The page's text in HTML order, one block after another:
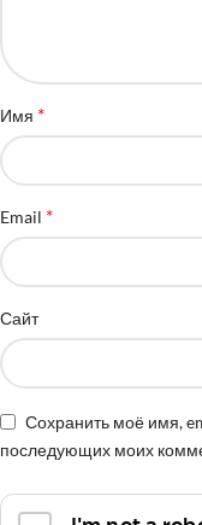
Имя *
Email *
Сайт
Сохранить моё имя,
последующих моих